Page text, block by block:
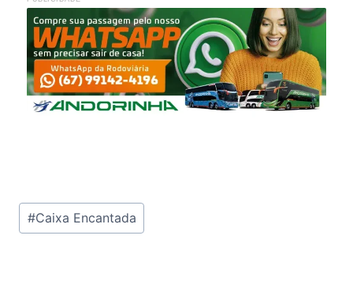
Tags
do
#Caixa Encantada